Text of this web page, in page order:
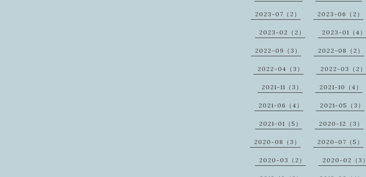
2023-07（2） 2023-06（2）
2023-02（2） 2023-01（4）
2022-09（3） 2022-08（2）
2022-04（3） 2022-03（2）
2021-11（3） 2021-10（4）
2021-06（4） 2021-05（3）
2021-01（5） 2020-12（3）
2020-08（3） 2020-07（5）
2020-03（2） 2020-02（3）